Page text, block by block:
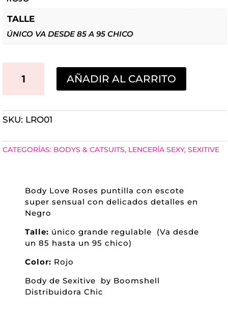
TALLE
ÚNICO VA DESDE 85 A 95 CHICO
SEXITIVE
ROJO
AÑADIR AL CARRITO
SKU: LRO01
CATEGORÍAS: BODYS & CATSUITS, LENCERÍA SEXY, SEXITIVE
Body Love Roses puntilla con escote
super sensual con delicados detalles en
Negro
Talle: único grande regulable (Va desde
un 85 hasta un 95 chico)
Color: Rojo
Body de Sexitive by Boomshell
Distribuidora Chic